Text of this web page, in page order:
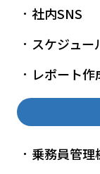
社内SNS
スケジュ
レポート作
乗務員管理